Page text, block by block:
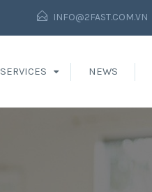
INFO@2FAST.COM.VN
SERVICES NEWS